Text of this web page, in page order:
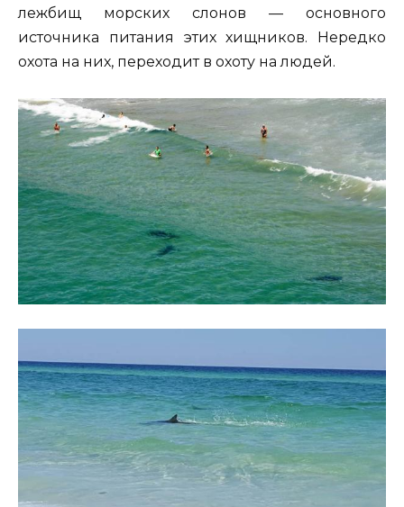
лежбищ морских слонов — основного
источника питания этих хищников. Нередко
охота на них, переходит в охоту на людей.